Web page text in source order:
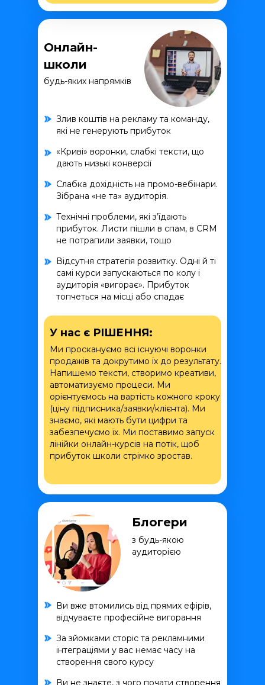
Онлайн-
школи
будь-яких напрямків
У нас є РІШЕННЯ:
Ми проскануємо всі існуючі воронки
продажів та докрутимо їх до результату.
Напишемо тексти, створимо креативи,
автоматизуємо процеси. Ми
орієнтуємось на вартість кожного кроку
(ціну підписника/заявки/клієнта). Ми
знаємо, які мають бути цифри та
забезпечуємо їх. Ми поставимо запуск
лінійки онлайн-курсів на потік, щоб
прибуток школи стрімко зростав.
Злив коштів на рекламу та команду,
які не генерують прибуток
«Криві» воронки, слабкі тексти, що
дають низькі конверсії
Слабка дохідність на промо-вебінари.
Зібрана «не та» аудиторія.
Технічні проблеми, які з’їдають
прибуток. Листи пішли в спам, в CRM
не потрапили заявки, тощо
Відсутня стратегія розвитку. Одні й ті
самі курси запускаються по колу і
аудиторія «вигорає». Прибуток
топчеться на місці або спадає
Блогери
з будь-якою
аудиторією
Ви вже втомились від прямих ефірів,
відчуваєте професійне вигорання
За зйомками сторіс та рекламними
інтеграціями у вас немає часу на
створення свого курсу
Ви не знаєте, з чого почати створення